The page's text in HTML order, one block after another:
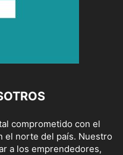
comprometido con el
el norte del país. Nuestro
a los emprendedores,